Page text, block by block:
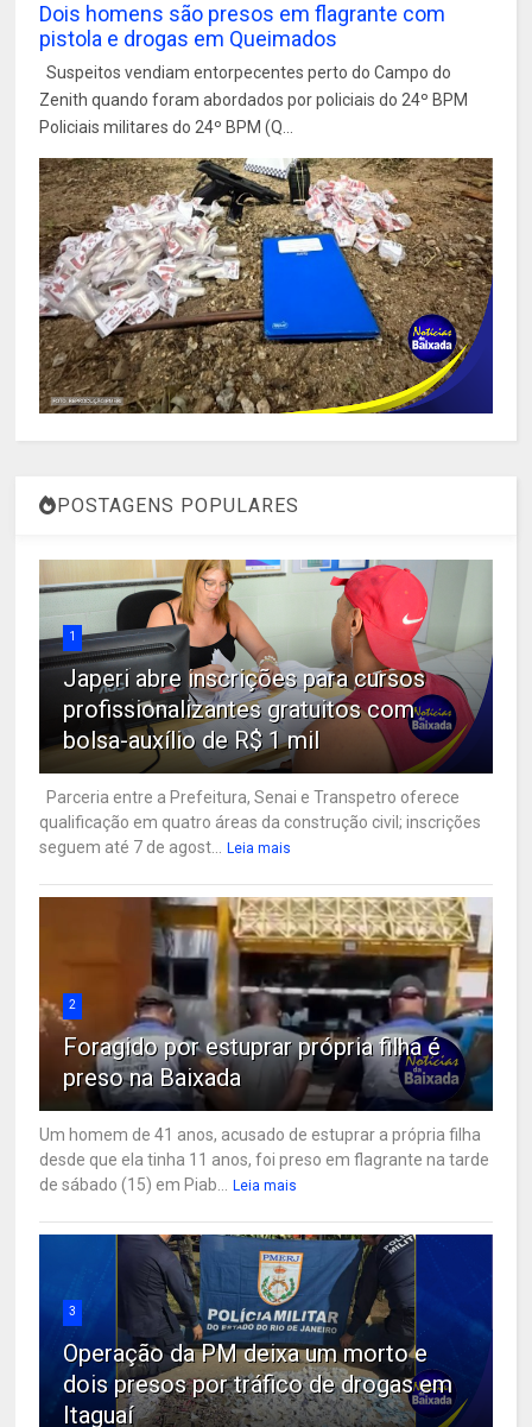
Dois homens são presos em flagrante com
pistola e drogas em Queimados
Suspeitos vendiam entorpecentes perto do Campo do
Zenith quando foram abordados por policiais do 24º BPM
Policiais militares do 24º BPM (Q...
POSTAGENS POPULARES
1
Japeri abre inscrições para cursos
profissionalizantes gratuitos com
bolsa-auxílio de R$ 1 mil
Parceria entre a Prefeitura, Senai e Transpetro oferece
qualificação em quatro áreas da construção civil; inscrições
seguem até 7 de agost...
Leia mais
2
Foragido por estuprar própria filha é
preso na Baixada
Um homem de 41 anos, acusado de estuprar a própria filha
desde que ela tinha 11 anos, foi preso em flagrante na tarde
de sábado (15) em Piab...
Leia mais
3
Operação da PM deixa um morto e
dois presos por tráfico de drogas em
Itaguaí